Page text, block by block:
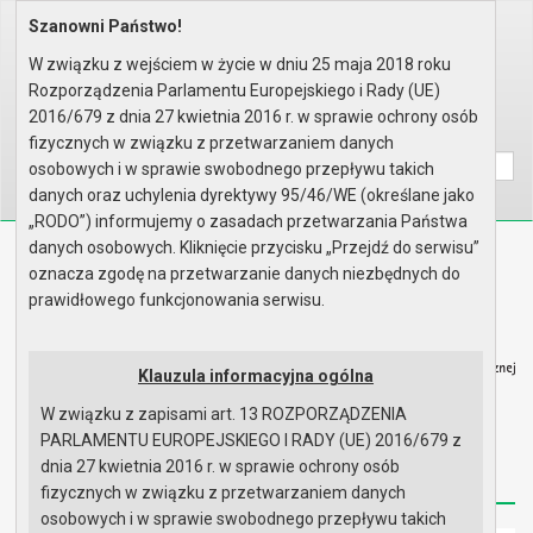
Home Organy Rada Miejska
Rok 2023 - posiedzenia
Posiedzenie z 21 kwietnia 2023..
Porządek obrad
Wyszukaj na stronie:
AAA
Biuletyn Informacji Publicznej
Urząd Miasta i Gminy w Gryfinie
Strona główna Mapa serwisu Aktualności
Redakcja Instrukcja korzystania Dostępność
Szanowni Państwo!
W związku z wejściem w życie w dniu 25 maja 2018 roku
Rozporządzenia Parlamentu Europejskiego i Rady (UE)
2016/679 z dnia 27 kwietnia 2016 r. w sprawie ochrony osób
fizycznych w związku z przetwarzaniem danych
osobowych i w sprawie swobodnego przepływu takich
danych oraz uchylenia dyrektywy 95/46/WE (określane jako
„RODO”) informujemy o zasadach przetwarzania Państwa
danych osobowych. Kliknięcie przycisku „Przejdź do serwisu”
oznacza zgodę na przetwarzanie danych niezbędnych do
prawidłowego funkcjonowania serwisu.
Klauzula informacyjna ogólna
W związku z zapisami art. 13 ROZPORZĄDZENIA
PARLAMENTU EUROPEJSKIEGO I RADY (UE) 2016/679 z
dnia 27 kwietnia 2016 r. w sprawie ochrony osób
fizycznych w związku z przetwarzaniem danych
osobowych i w sprawie swobodnego przepływu takich